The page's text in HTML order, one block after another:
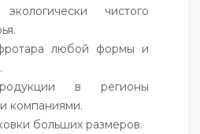
чистого
любой формы и
в регионы
компаниями.
больших размеров.